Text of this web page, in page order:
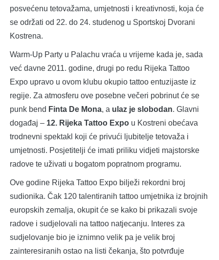
posvećenu tetovažama, umjetnosti i kreativnosti, koja će
se održati od 22. do 24. studenog u Sportskoj Dvorani
Kostrena.
Warm-Up Party u Palachu vraća u vrijeme kada je, sada
već davne 2011. godine, drugi po redu Rijeka Tattoo
Expo upravo u ovom klubu okupio tattoo entuzijaste iz
regije. Za atmosferu ove posebne večeri pobrinut će se
punk bend Finta De Mona, a ulaz je slobodan. Glavni
događaj – 12. Rijeka Tattoo Expo u Kostreni obećava
trodnevni spektakl koji će privući ljubitelje tetovaža i
umjetnosti. Posjetitelji će imati priliku vidjeti majstorske
radove te uživati u bogatom popratnom programu.
Ove godine Rijeka Tattoo Expo bilježi rekordni broj
sudionika. Čak 120 talentiranih tattoo umjetnika iz brojnih
europskih zemalja, okupit će se kako bi prikazali svoje
radove i sudjelovali na tattoo natjecanju. Interes za
sudjelovanje bio je iznimno velik pa je velik broj
zainteresiranih ostao na listi čekanja, što potvrđuje